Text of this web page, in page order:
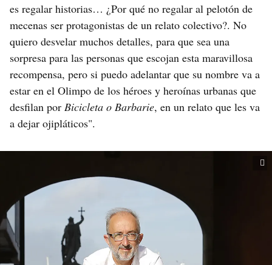
es regalar historias… ¿Por qué no regalar al pelotón de
mecenas ser protagonistas de un relato colectivo?. No
quiero desvelar muchos detalles, para que sea una
sorpresa para las personas que escojan esta maravillosa
recompensa, pero si puedo adelantar que su nombre va a
estar en el Olimpo de los héroes y heroínas urbanas que
desfilan por Bicicleta o Barbarie, en un relato que les va
a dejar ojipláticos".